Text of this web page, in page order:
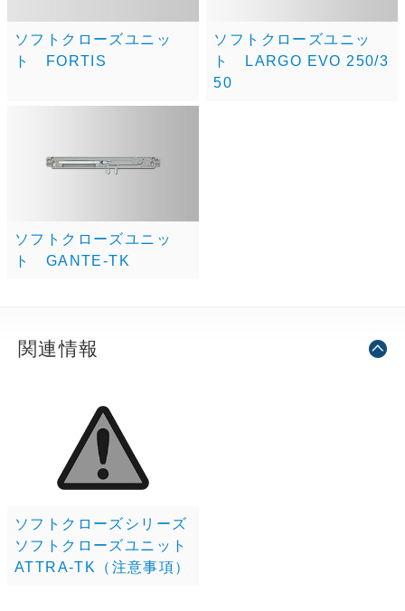
ソフトクローズユニッ
ト FORTIS
ソフトクローズユニッ
ト LARGO EVO 250/3
50
ソフトクローズユニッ
ト GANTE-TK
関連情報
ソフトクローズシリーズ
ソフトクローズユニット
ATTRA-TK（注意事項）